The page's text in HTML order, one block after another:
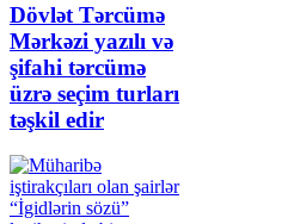
Dövlət Tərcümə
Mərkəzi yazılı və
şifahi tərcümə
üzrə seçim turları
təşkil edir